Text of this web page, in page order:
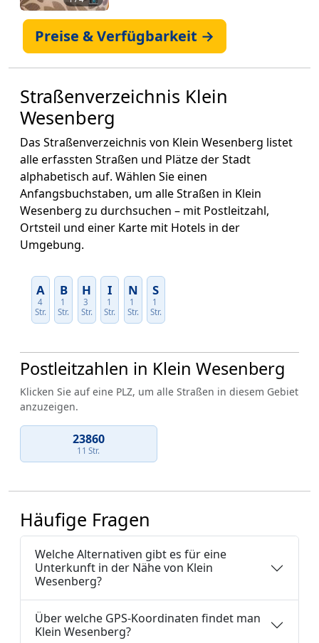
Preise & Verfügbarkeit →
Straßenverzeichnis Klein
Wesenberg
Das Straßenverzeichnis von Klein Wesenberg listet
alle erfassten Straßen und Plätze der Stadt
alphabetisch auf. Wählen Sie einen
Anfangsbuchstaben, um alle Straßen in Klein
Wesenberg zu durchsuchen – mit Postleitzahl,
Ortsteil und einer Karte mit Hotels in der
Umgebung.
A
4
Str.
B
1
Str.
H
3
Str.
I
1
Str.
N
1
Str.
S
1
Str.
Postleitzahlen in Klein Wesenberg
Klicken Sie auf eine PLZ, um alle Straßen in diesem Gebiet
anzuzeigen.
23860
11 Str.
Häufige Fragen
Welche Alternativen gibt es für eine
Unterkunft in der Nähe von Klein
Wesenberg?
Über welche GPS-Koordinaten findet man
Klein Wesenberg?